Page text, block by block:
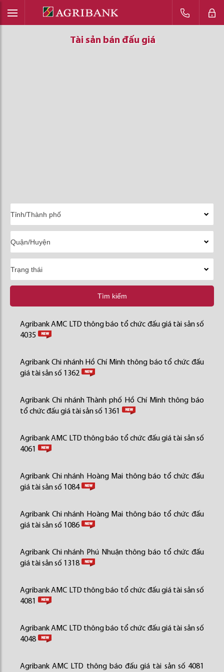
Tài sản bán đấu giá
Tài sản bán đấu giá
Tài sản bán đấu giá
Tìm kiếm
Agribank AMC LTD thông báo tổ chức đấu giá tài sản số
4035
Agribank Chi nhánh Hồ Chí Minh thông báo tổ chức đấu
giá tài sản số 1362
Agribank Chi nhánh Thành phố Hồ Chí Minh thông báo
tổ chức đấu giá tài sản số 1361
Agribank AMC LTD thông báo tổ chức đấu giá tài sản số
4061
Agribank Chi nhánh Hoàng Mai thông báo tổ chức đấu
giá tài sản số 1084
Agribank Chi nhánh Hoàng Mai thông báo tổ chức đấu
giá tài sản số 1086
Agribank Chi nhánh Phú Nhuận thông báo tổ chức đấu
giá tài sản số 1318
Agribank AMC LTD thông báo tổ chức đấu giá tài sản số
4081
Agribank AMC LTD thông báo tổ chức đấu giá tài sản số
4048
Agribank AMC LTD thông báo đấu giá tài sản số 4081